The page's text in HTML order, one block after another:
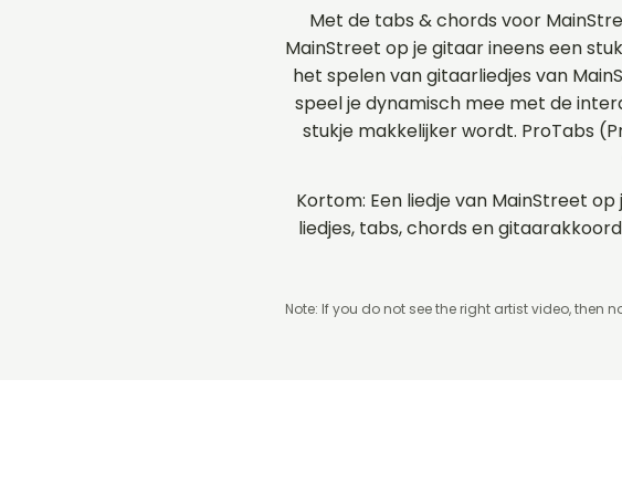
Met de tabs & chords voor
MainStreet op je gitaar ineens een
het spelen van gitaarliedjes van
speel je dynamisch mee met de
stukje makkelijker wordt. ProTabs
Kortom: Een liedje van MainStreet
liedjes, tabs, chords en
Note: If you do not see the right artist video, then